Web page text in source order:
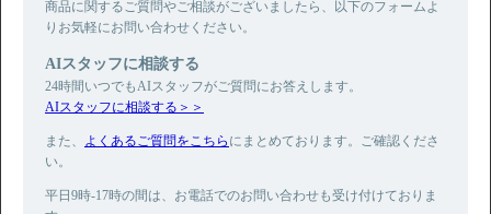
商品に関するご質問やご相談がございましたら、以下のフォームよ
りお気軽にお問い合わせください。
AIスタッフに相談する
24時間いつでもAIスタッフがご質問にお答えします。
AIスタッフに相談する＞＞
また、 よくあるご質問をこちら にまとめております。ご確認くださ
い。
平日9時-17時の間は、お電話でのお問い合わせも受け付けておりま